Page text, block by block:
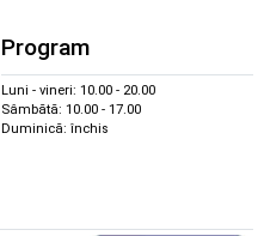
Program
Luni - vineri: 10.00 - 20.00
Sâmbătă: 10.00 - 17.00
Duminică: închis